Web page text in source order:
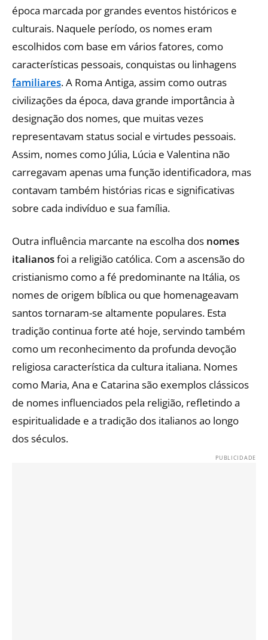
época marcada por grandes eventos históricos e
culturais. Naquele período, os nomes eram
escolhidos com base em vários fatores, como
características pessoais, conquistas ou linhagens
familiares. A Roma Antiga, assim como outras
civilizações da época, dava grande importância à
designação dos nomes, que muitas vezes
representavam status social e virtudes pessoais.
Assim, nomes como Júlia, Lúcia e Valentina não
carregavam apenas uma função identificadora, mas
contavam também histórias ricas e significativas
sobre cada indivíduo e sua família.
Outra influência marcante na escolha dos nomes
italianosfoi a religião católica. Com a ascensão do
cristianismo como a fé predominante na Itália, os
nomes de origem bíblica ou que homenageavam
santos tornaram-se altamente populares. Esta
tradição continua forte até hoje, servindo também
como um reconhecimento da profunda devoção
religiosa característica da cultura italiana. Nomes
como Maria, Ana e Catarina são exemplos clássicos
de nomes influenciados pela religião, refletindo a
espiritualidade e a tradição dos italianos ao longo
dos séculos.